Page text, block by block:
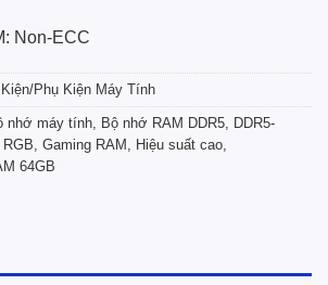
Non-ECC
Kiện/Phụ Kiện Máy Tính
nhớ máy tính, Bộ nhớ RAM DDR5, DDR5-
, Gaming RAM , Hiệu suất cao,
64GB